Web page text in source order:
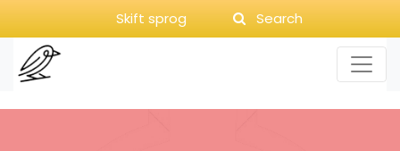
Skift sprog Search